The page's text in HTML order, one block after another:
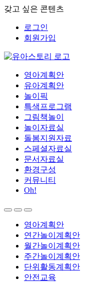
갖고 싶은 콘텐츠
로그인
회원가입
영아계획안
유아계획안
놀이픽
특색프로그램
그림책놀이
놀이자료실
돌봄지원자료
스페셜자료실
문서자료실
환경구성
커뮤니티
Oh!
영아계획안
연간놀이계획안
월간놀이계획안
주간놀이계획안
단위활동계획안
안전교육